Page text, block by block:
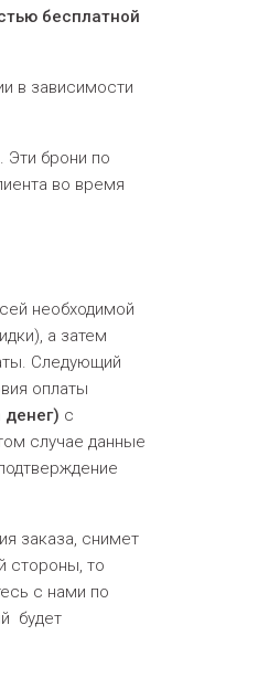
бесплатной
в зависимости
Эти брони по
во время
необходимой
а затем
Следующий
оплаты
денег) с
случае данные
заказа, снимет
стороны, то
с нами по
будет